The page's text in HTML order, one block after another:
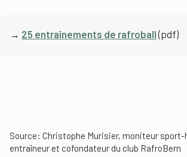
→ 25 entraînements de rafroball(pdf)
Source: Christophe Murisier, moniteur sport-
entraîneur et cofondateur du club RafroBern